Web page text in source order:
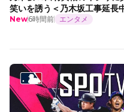
笑いを誘う＜乃木坂工事延長
New6時間前 エンタメ